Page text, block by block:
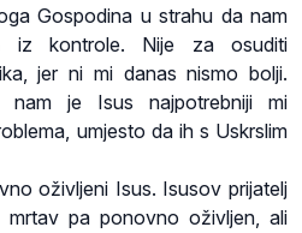
Gospodina u strahu da nam
iz kontrole. Nije za osuditi
jer ni mi danas nismo bolji.
je Isus najpotrebniji mi
umjesto da ih s Uskrslim
oživljeni Isus. Isusov prijatelj
pa ponovno oživljen, ali